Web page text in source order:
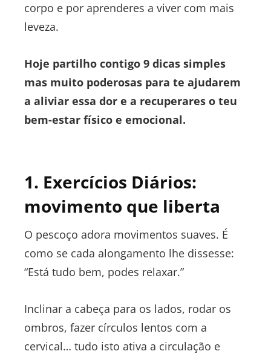
corpo e por aprenderes a viver com mais
leveza.
Hoje partilho contigo 9 dicas simples
mas muito poderosas para te ajudarem
a aliviar essa dor e a recuperares o teu
bem-estar físico e emocional.
1. Exercícios Diários:
movimento que liberta
O pescoço adora movimentos suaves. É
como se cada alongamento lhe dissesse:
“Está tudo bem, podes relaxar.”
Inclinar a cabeça para os lados, rodar os
ombros, fazer círculos lentos com a
cervical… tudo isto ativa a circulação e